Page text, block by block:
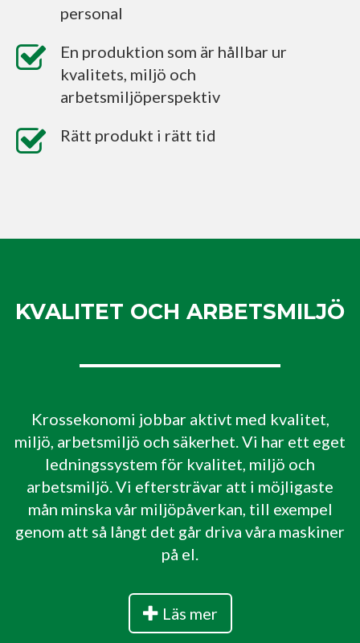
personal
En produktion som är hållbar ur
kvalitets, miljö och
arbetsmiljöperspektiv
Rätt produkt i rätt tid
KVALITET OCH ARBETSMILJÖ
Krossekonomi jobbar aktivt med kvalitet,
miljö, arbetsmiljö och säkerhet. Vi har ett eget
ledningssystem för kvalitet, miljö och
arbetsmiljö. Vi eftersträvar att i möjligaste
mån minska vår miljöpåverkan, till exempel
genom att så långt det går driva våra maskiner
på el.
Läs mer